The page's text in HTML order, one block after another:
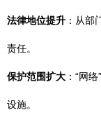
法律地位提升 ：从部
责任。
保护范围扩大 ：“网
设施。